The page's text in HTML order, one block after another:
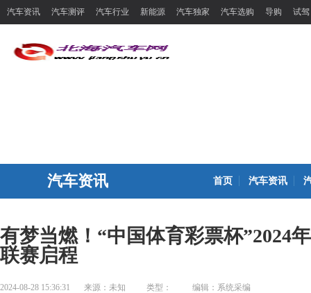
汽车资讯 汽车测评 汽车行业 新能源 汽车独家 汽车选购 导购 试驾
汽车资讯 首页 汽车资讯
有梦当燃！“中国体育彩票杯”2024
联赛启程
2024-08-28 15:36:31 来源： 未知 类型： 编辑：系统采编